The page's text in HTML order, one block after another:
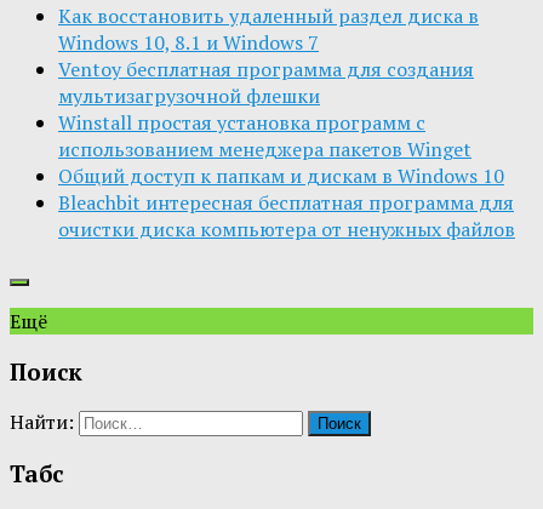
Как восстановить удаленный раздел диска в
Windows 10, 8.1 и Windows 7
Ventoy бесплатная программа для создания
мультизагрузочной флешки
Winstall простая установка программ с
использованием менеджера пакетов Winget
Общий доступ к папкам и дискам в Windows 10
Bleachbit интересная бесплатная программа для
очистки диска компьютера от ненужных файлов
Ещё
Поиск
Найти:
Табс